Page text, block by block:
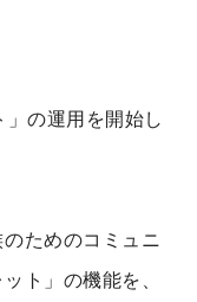
の運用を開始し
ためのコミュニ
ト」の機能を、